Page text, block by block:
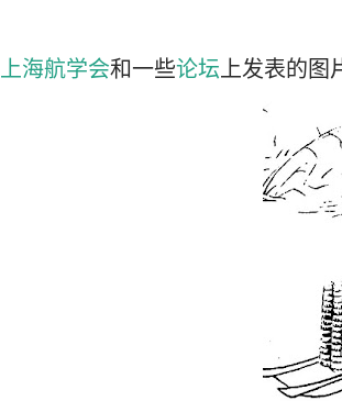
上海航学会和一些论坛上发表的图